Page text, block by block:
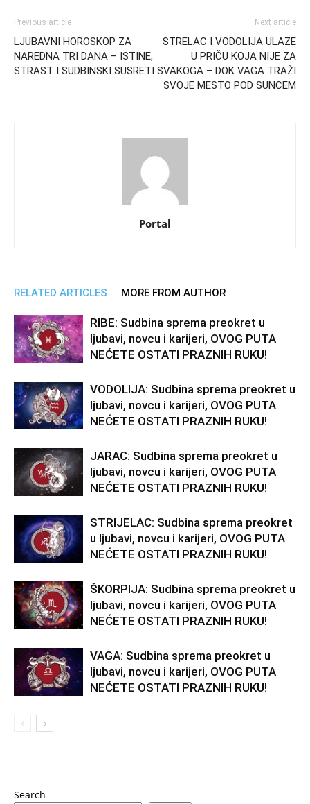
Previous article
LJUBAVNI HOROSKOP ZA
NAREDNA TRI DANA – ISTINE,
STRAST I SUDBINSKI SUSRETI
Next article
STRELAC I VODOLIJA ULAZE
U PRIČU KOJA NIJE ZA
SVAKOGA – DOK VAGA TRAŽI
SVOJE MESTO POD SUNCEM
Portal
RELATED ARTICLES MORE FROM AUTHOR
RIBE: Sudbina sprema preokret u
ljubavi, novcu i karijeri, OVOG PUTA
NEĆETE OSTATI PRAZNIH RUKU!
VODOLIJA: Sudbina sprema preokret u
ljubavi, novcu i karijeri, OVOG PUTA
NEĆETE OSTATI PRAZNIH RUKU!
JARAC: Sudbina sprema preokret u
ljubavi, novcu i karijeri, OVOG PUTA
NEĆETE OSTATI PRAZNIH RUKU!
STRIJELAC: Sudbina sprema preokret
u ljubavi, novcu i karijeri, OVOG PUTA
NEĆETE OSTATI PRAZNIH RUKU!
ŠKORPIJA: Sudbina sprema preokret u
ljubavi, novcu i karijeri, OVOG PUTA
NEĆETE OSTATI PRAZNIH RUKU!
VAGA: Sudbina sprema preokret u
ljubavi, novcu i karijeri, OVOG PUTA
NEĆETE OSTATI PRAZNIH RUKU!
Search